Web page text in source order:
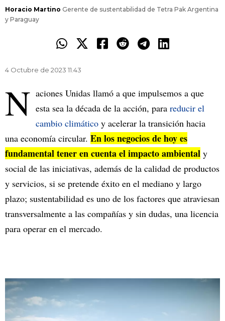
Horacio Martino Gerente de sustentabilidad de Tetra Pak Argentina
y Paraguay
4 Octubre de 2023 11.43
N aciones Unidas llamó a que impulsemos a que
esta sea la década de la acción, para reducir el
cambio climático y acelerar la transición hacia
una economía circular. En los negocios de hoy es
fundamental tener en cuenta el impacto ambiental y
social de las iniciativas, además de la calidad de productos
y servicios, si se pretende éxito en el mediano y largo
plazo; sustentabilidad es uno de los factores que atraviesan
transversalmente a las compañías y sin dudas, una licencia
para operar en el mercado.